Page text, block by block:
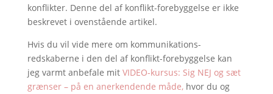
konflikter. Denne del af konflikt-forebyggelse er ikke
beskrevet i ovenstående artikel.
Hvis du vil vide mere om kommunikations-
redskaberne i den del af konflikt-forebyggelse kan
jeg varmt anbefale mit VIDEO-kursus: Sig NEJ og sæt
grænser – på en anerkendende måde,hvor du og